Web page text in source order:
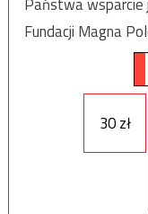
Fundacji Magna
30 zł